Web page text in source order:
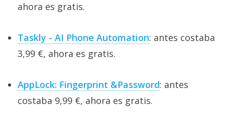
ahora es gratis.
Taskly - AI Phone Automation: antes costaba
3,99 €, ahora es gratis.
AppLock: Fingerprint &Password: antes
costaba 9,99 €, ahora es gratis.